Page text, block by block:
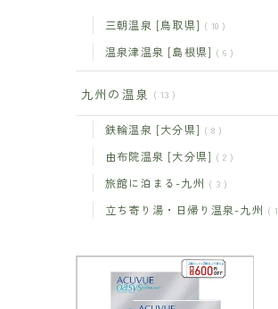
三朝温泉 [鳥取県] 10
温泉津温泉 [島根県] 6
九州の温泉 13
鉄輪温泉 [大分県] 8
由布院温泉 [大分県] 2
旅館に泊まる-九州 3
立ち寄り湯・日帰り温泉-九州 1